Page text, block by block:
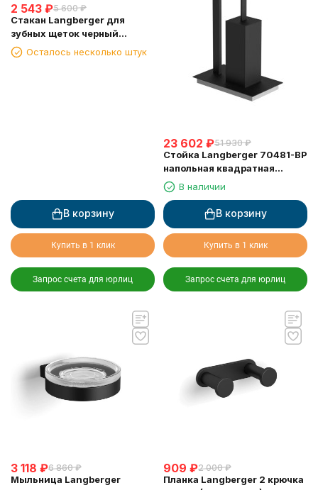
2 543 ₽5 600 ₽
Стакан Langberger для
зубных щеток черный
(28011B-BP)
Осталось несколько штук
В корзину
Купить в 1 клик
Запрос счета для юрлиц
23 602 ₽51 930 ₽
Стойка Langberger 70481-BP
напольная квадратная
чернаяВ наличии
В корзину
Купить в 1 клик
Запрос счета для юрлиц
3 118 ₽6 860 ₽
Мыльница Langberger
909 ₽2 000 ₽
Планка Langberger 2 крючка